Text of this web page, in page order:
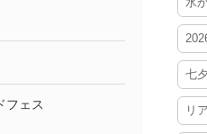
フェス
七
リ